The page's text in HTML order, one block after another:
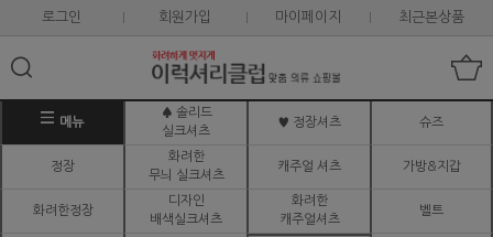
로그인 회원가입 마이페이지 최근본상품
메뉴
♠ 솔리드
실크셔츠
♥ 정장셔츠 슈즈
정장
화려한
무늬 실크셔츠
캐주얼 셔츠 가방&지갑
화려한정장
디자인
배색실크셔츠
화려한
캐주얼셔츠
벨트